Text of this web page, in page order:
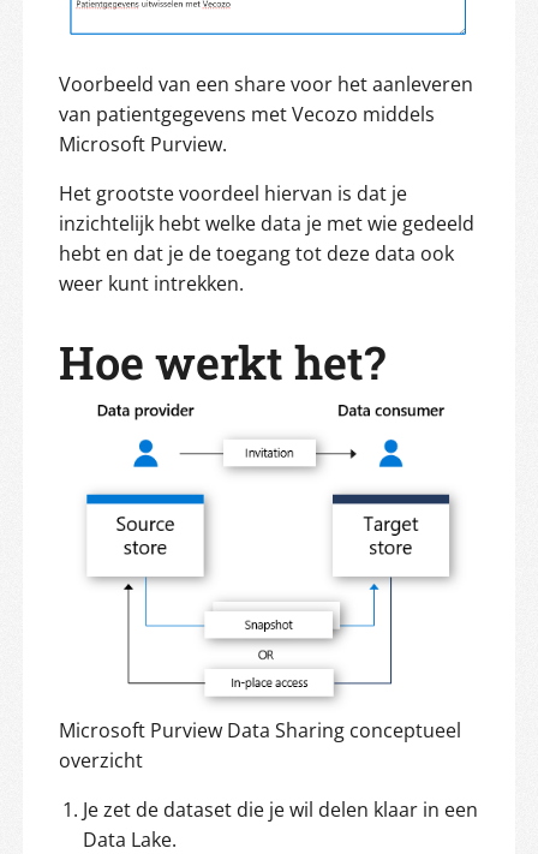
Voorbeeld van een share voor het aanleveren
van patientgegevens met Vecozo middels
Microsoft Purview.
Het grootste voordeel hiervan is dat je
inzichtelijk hebt welke data je met wie gedeeld
hebt en dat je de toegang tot deze data ook
weer kunt intrekken.
Hoe werkt het?
Microsoft Purview Data Sharing conceptueel
overzicht
Je zet de dataset die je wil delen klaar in een
Data Lake.